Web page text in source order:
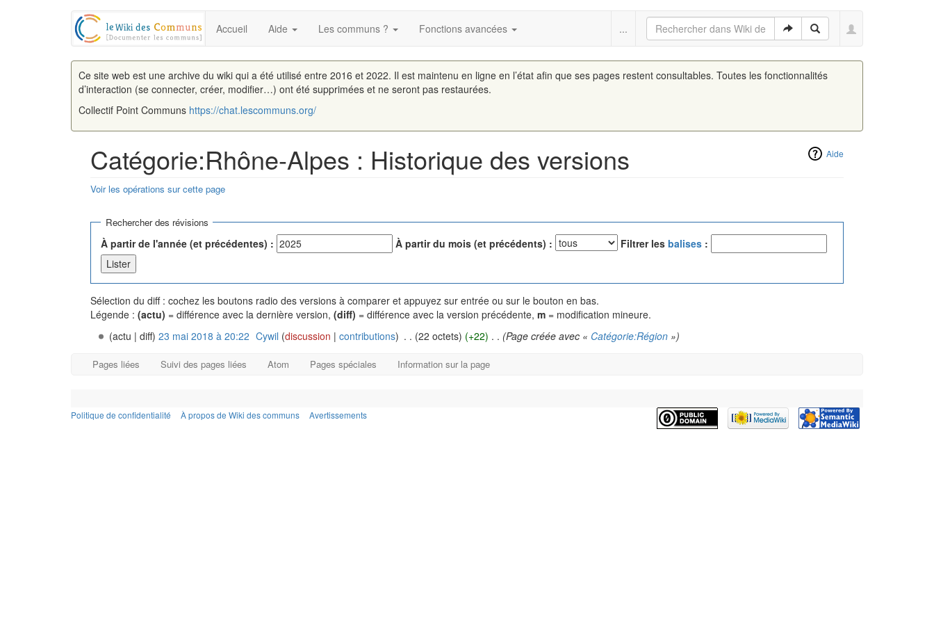
Accueil Aide Les communs ? Fonctions avancées ...
Ce site web est une archive du wiki qui a été utilisé entre 2016 et 2022. Il est maintenu en ligne en l’état afin que ses pages restent consultables. Toutes les fonctionnalités
d’interaction (se connecter, créer, modifier…) ont été supprimées et ne seront pas restaurées.
Collectif Point Communs https://chat.lescommuns.org/
Aide
Catégorie:Rhône-Alpes : Historique des versions
Voir les opérations sur cette page
Rechercher des révisions
À partir de l'année (et précédentes) : À partir du mois (et précédents) : Filtrer les balises :
Sélection du diff : cochez les boutons radio des versions à comparer et appuyez sur entrée ou sur le bouton en bas.
Légende : (actu) = différence avec la dernière version, (diff) = différence avec la version précédente, m = modification mineure.
(actu | diff) 23 mai 2018 à 20:22 Cywil (discussion |contributions) . . (22 octets) (+22) . . (Page créée avec « Catégorie:Région »)
Pages liées Suivi des pages liées Atom Pages spéciales Information sur la page
Politique de confidentialité À propos de Wiki des communs Avertissements